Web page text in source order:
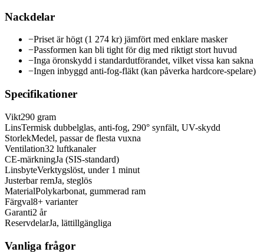
Nackdelar
−Priset är högt (1 274 kr) jämfört med enklare masker
−Passformen kan bli tight för dig med riktigt stort huvud
−Inga öronskydd i standardutförandet, vilket vissa kan sakna
−Ingen inbyggd anti-fog-fläkt (kan påverka hardcore-spelare)
Specifikationer
Vikt290 gram
LinsTermisk dubbelglas, anti-fog, 290° synfält, UV-skydd
StorlekMedel, passar de flesta vuxna
Ventilation32 luftkanaler
CE-märkningJa (SIS-standard)
LinsbyteVerktygslöst, under 1 minut
Justerbar remJa, steglös
MaterialPolykarbonat, gummerad ram
Färgval8+ varianter
Garanti2 år
ReservdelarJa, lättillgängliga
Vanliga frågor